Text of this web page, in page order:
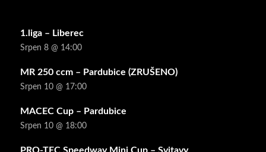
1.liga – Liberec
Srpen 8 @ 14:00
MR 250 ccm – Pardubice (ZRUŠENO)
Srpen 10 @ 17:00
MACEC Cup – Pardubice
Srpen 10 @ 18:00
PRO-TEC Speedway Mini Cup – Svitavy